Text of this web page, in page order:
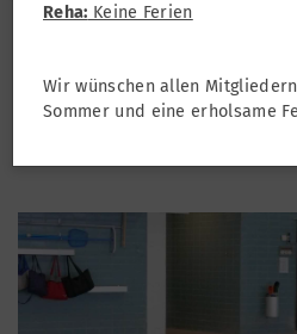
Reha -
Reha: Keine Ferien
Wir wünschen allen
Sommer und eine erholsame